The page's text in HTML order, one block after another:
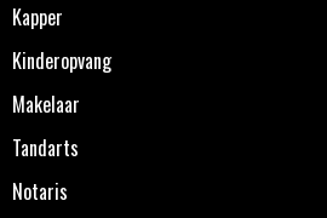
Kapper
Kinderopvang
Makelaar
Tandarts
Notaris